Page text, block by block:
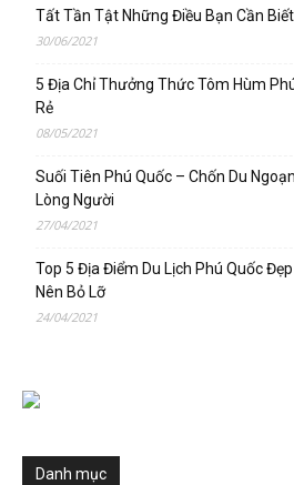
Tất Tần Tật Những Điều Bạn Cần
30/06/2021
5 Địa Chỉ Thưởng Thức Tôm Hùm
Rẻ
08/05/2021
Suối Tiên Phú Quốc – Chốn Du
Lòng Người
27/04/2021
Top 5 Địa Điểm Du Lịch Phú Quốc
Nên Bỏ Lỡ
24/04/2021
Danh mục